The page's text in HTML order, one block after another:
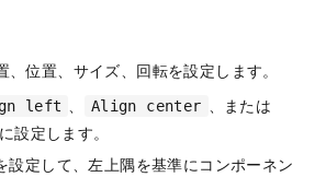
、位置、サイズ、回転を設定します。
left 、 Align center 、または
に設定します。
設定して、左上隅を基準にコンポーネン